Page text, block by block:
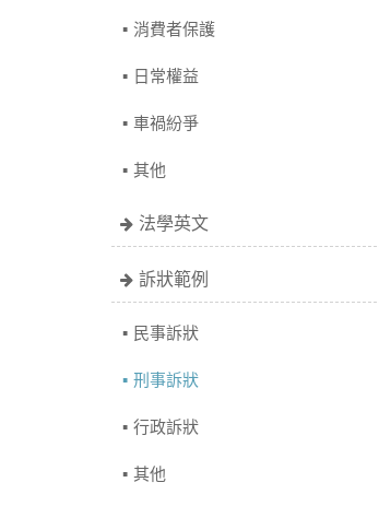
消費者保護
日常權益
車禍紛爭
其他
法學英文
訴狀範例
民事訴狀
刑事訴狀
行政訴狀
其他